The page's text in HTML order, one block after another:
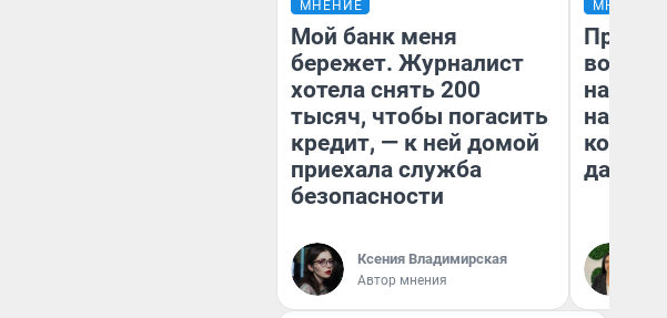
МНЕНИЕ
Мой банк меня
бережет. Журналист
хотела снять 200
тысяч, чтобы погасить
кредит, — к ней домой
приехала служба
безопасности
Ксения Владимирская
Автор мнения
МНЕНИЕ
нам
даже